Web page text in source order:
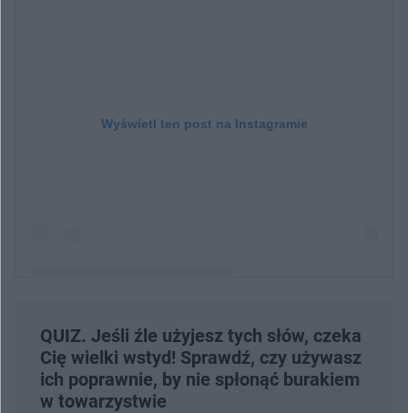
Wyświetl ten post na Instagramie
Post udostępniony przez Małgorzata Rozenek-Majdan
(@m_rozenek)
QUIZ. Jeśli źle użyjesz tych słów, czeka
Cię wielki wstyd! Sprawdź, czy używasz
ich poprawnie, by nie spłonąć burakiem
w towarzystwie